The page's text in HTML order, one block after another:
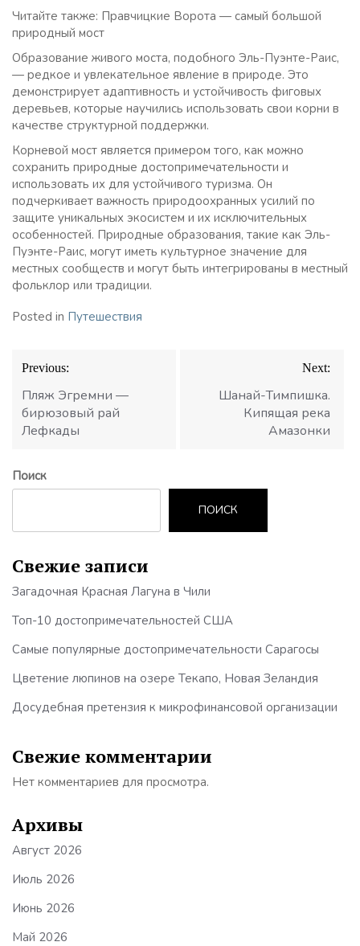
Читайте также: Правчицкие Ворота — самый большой
природный мост
Образование живого моста, подобного Эль-Пуэнте-Раис,
— редкое и увлекательное явление в природе. Это
демонстрирует адаптивность и устойчивость фиговых
деревьев, которые научились использовать свои корни в
качестве структурной поддержки.
Корневой мост является примером того, как можно
сохранить природные достопримечательности и
использовать их для устойчивого туризма. Он
подчеркивает важность природоохранных усилий по
защите уникальных экосистем и их исключительных
особенностей. Природные образования, такие как Эль-
Пуэнте-Раис, могут иметь культурное значение для
местных сообществ и могут быть интегрированы в местный
фольклор или традиции.
Posted in Путешествия
Навигация
по
записям
Previous:
Пляж Эгремни —
бирюзовый рай
Лефкады
Next:
Шанай-Тимпишка.
Кипящая река
Амазонки
Поиск
ПОИСК
Свежие записи
Загадочная Красная Лагуна в Чили
Топ-10 достопримечательностей США
Самые популярные достопримечательности Сарагосы
Цветение люпинов на озере Текапо, Новая Зеландия
Досудебная претензия к микрофинансовой организации
Свежие комментарии
Нет комментариев для просмотра.
Архивы
Август 2026
Июль 2026
Июнь 2026
Май 2026